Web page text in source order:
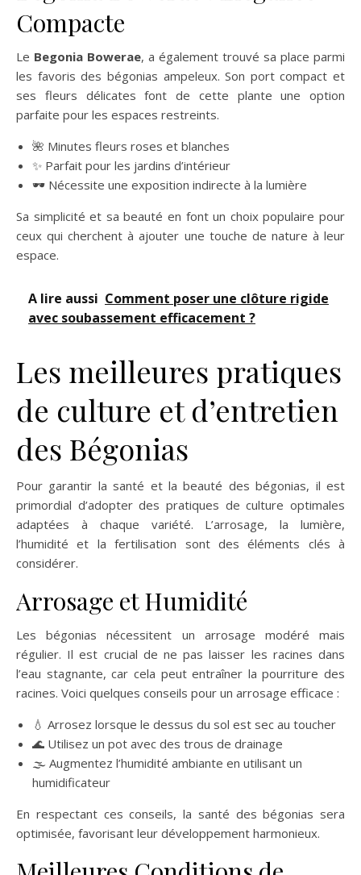
Compacte
Le Begonia Bowerae, a également trouvé sa place parmi
les favoris des bégonias ampeleux. Son port compact et
ses fleurs délicates font de cette plante une option
parfaite pour les espaces restreints.
🌺 Minutes fleurs roses et blanches
✨ Parfait pour les jardins d’intérieur
🕶️ Nécessite une exposition indirecte à la lumière
Sa simplicité et sa beauté en font un choix populaire pour
ceux qui cherchent à ajouter une touche de nature à leur
espace.
A lire aussi Comment poser une clôture rigide
avec soubassement efficacement ?
Les meilleures pratiques
de culture et d’entretien
des Bégonias
Pour garantir la santé et la beauté des bégonias, il est
primordial d’adopter des pratiques de culture optimales
adaptées à chaque variété. L’arrosage, la lumière,
l’humidité et la fertilisation sont des éléments clés à
considérer.
Arrosage et Humidité
Les bégonias nécessitent un arrosage modéré mais
régulier. Il est crucial de ne pas laisser les racines dans
l’eau stagnante, car cela peut entraîner la pourriture des
racines. Voici quelques conseils pour un arrosage efficace :
💧 Arrosez lorsque le dessus du sol est sec au toucher
🌊 Utilisez un pot avec des trous de drainage
🌫️ Augmentez l’humidité ambiante en utilisant un
humidificateur
En respectant ces conseils, la santé des bégonias sera
optimisée, favorisant leur développement harmonieux.